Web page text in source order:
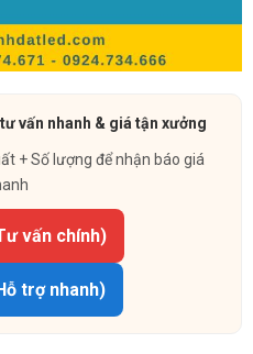
vấn nhanh & giá tận xưởng
+ Số lượng để nhận báo giá
vấn chính)
trợ nhanh)